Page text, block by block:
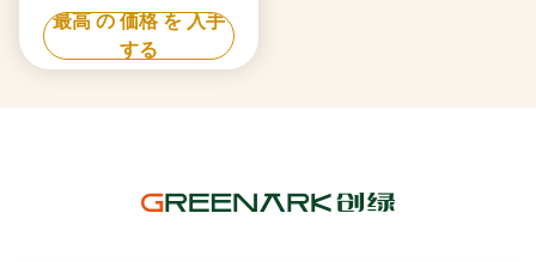
Teppanyakiのグリルのテーブ
ルを焼く
最高 の 価格 を 入手
する